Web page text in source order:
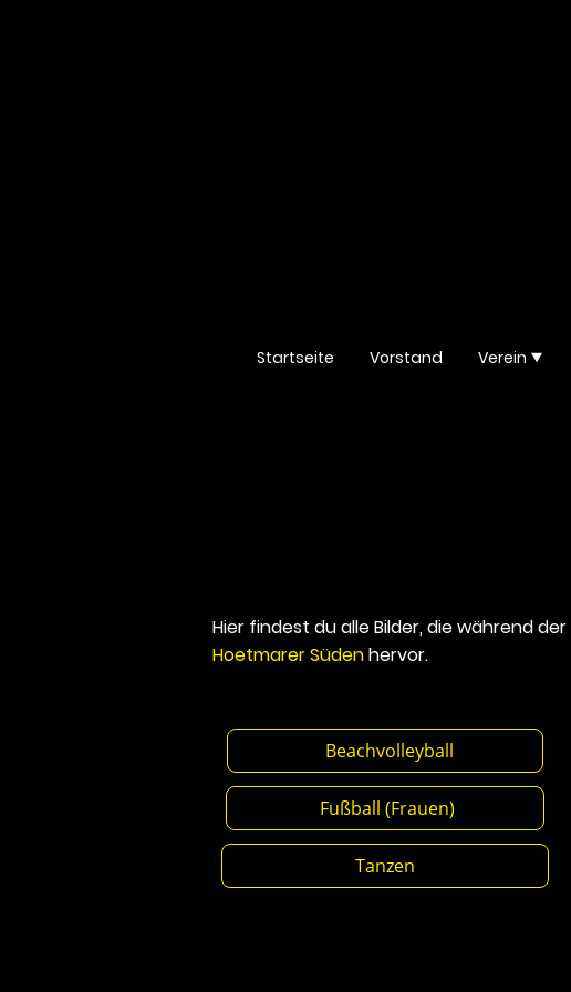
Startseite Vorstand Verein
Hier findest du alle Bilder, die während der
Hoetmarer Südenhervor.
Beachvolleyball
Fußball (Frauen)
Tanzen